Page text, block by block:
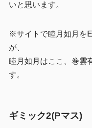
いと思います。
※サイトで睦月如月を
が、
睦月如月はここ、巻雲
す。
ギミック2(Pマス)